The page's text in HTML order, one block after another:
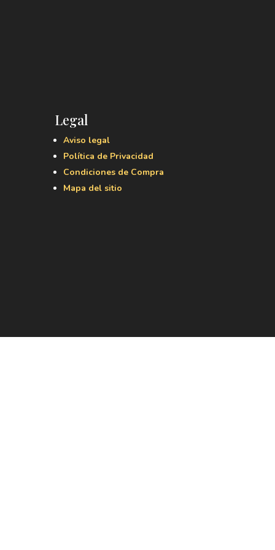
Legal
Aviso legal
Política de Privacidad
Condiciones de Compra
Mapa del sitio